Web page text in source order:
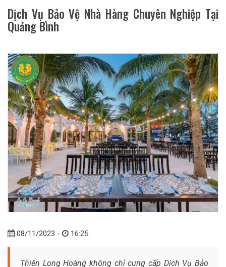
Dịch Vụ Bảo Vệ Nhà Hàng Chuyên Nghiệp Tại
Quảng Bình
08/11/2023 - 16:25
Thiên Long Hoàng không chỉ cung cấp Dịch Vụ Bảo